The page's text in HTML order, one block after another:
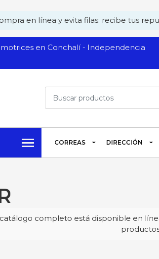
en línea y evita filas: recibe tus
en Conchalí - Independencia
CORREAS DIRECCIÓN
completo está disponible en